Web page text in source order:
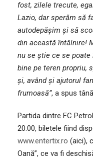
fost, zilele trecute,
Lazio, dar sperăm să
autodepășim și să
din această întâlnire!
nu se știe ce se
bine pe teren propriu,
și, având și ajutorul
frumoasă”, a spus
Partida dintre FC
20.00, biletele fiind
www.entertix.ro (aici),
Oană”, ce va fi